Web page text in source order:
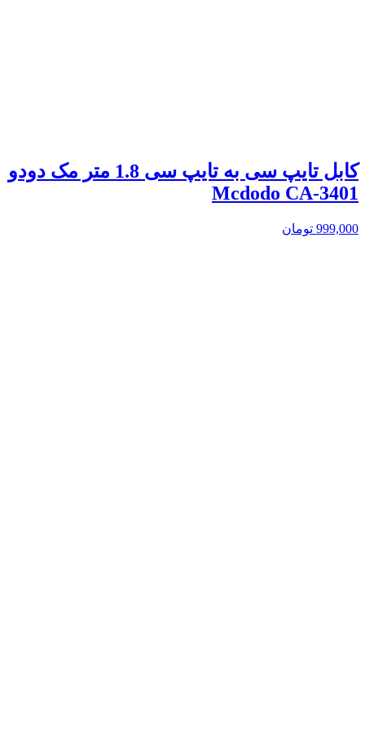
کابل تایپ سی به تایپ سی 1.8 متر مک دودو
Mcdodo CA-3401
999,000 تومان